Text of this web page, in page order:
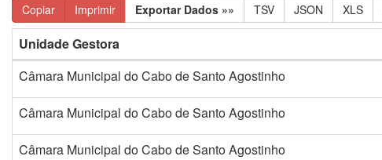
Copiar Imprimir Exportar Dados »» TSV JSON XLS
Unidade Gestora
Câmara Municipal do Cabo de Santo Agostinho
Câmara Municipal do Cabo de Santo Agostinho
Câmara Municipal do Cabo de Santo Agostinho